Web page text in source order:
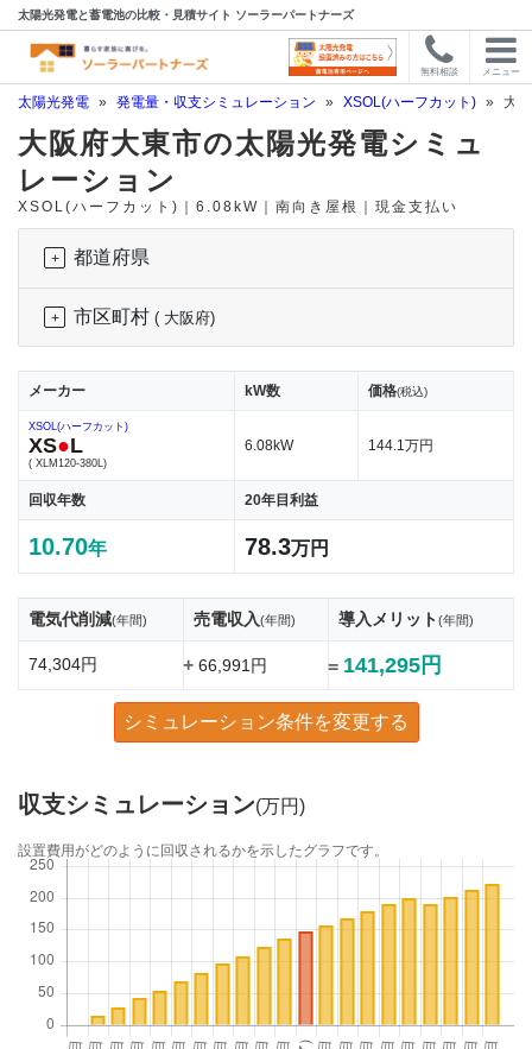
太陽光発電と蓄電池の比較・見積サイト ソーラーパートナーズ
無料相談 メニュー
太陽光発電 » 発電量・収支シミュレーション » XSOL(ハーフカット) » 大
大阪府大東市の太陽光発電シミュ
レーション
XSOL(ハーフカット)｜6.08kW｜南向き屋根｜現金支払い
都道府県
市区町村 ( 大阪府)
メーカー kW数 価格(税込)
XSOL(ハーフカット)
XS●L
( XLM120-380L)
6.08kW 144.1万円
回収年数 20年目利益
10.70年 78.3万円
電気代削減(年間) 売電収入(年間) 導入メリット(年間)
74,304円 +66,991円 = 141,295円
シミュレーション条件を変更する
収支シミュレーション(万円)
設置費用がどのように回収されるかを示したグラフです。